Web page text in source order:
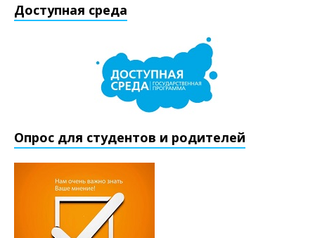
Доступная среда
Опрос для студентов и родителей